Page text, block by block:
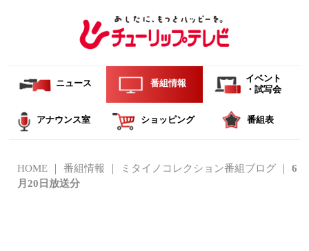
ニュース 番組情報
イベント
・試写会
アナウンス室 ショッピング 番組表
HOME 番組情報 ミタイノコレクション番組ブログ
6
月20日放送分